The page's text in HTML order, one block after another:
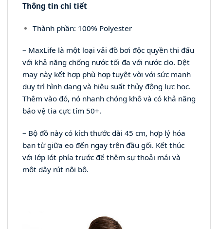
Thông tin chi tiết
Thành phần: 100% Polyester
– MaxLife là một loại vải đồ bơi độc quyền thi đấu
với khả năng chống nước tối đa với nước clo. Dệt
may này kết hợp phù hợp tuyệt vời với sức mạnh
duy trì hình dạng và hiệu suất thủy động lực học.
Thêm vào đó, nó nhanh chóng khô và có khả năng
bảo vệ tia cực tím 50+.
– Bộ đồ này có kích thước dài 45 cm, hợp lý hóa
bạn từ giữa eo đến ngay trên đầu gối. Kết thúc
với lớp lót phía trước để thêm sự thoải mái và
một dây rút nội bộ.